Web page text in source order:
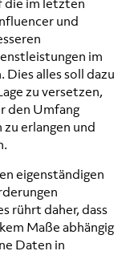
die im letzten
und
im
alles soll dazu
zu versetzen,
den Umfang
erlangen und
eigenständigen
rührt daher, dass
Maße abhängig
Daten in